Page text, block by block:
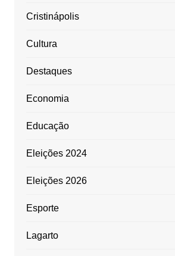
Cristinápolis
Cultura
Destaques
Economia
Educação
Eleições 2024
Eleições 2026
Esporte
Lagarto